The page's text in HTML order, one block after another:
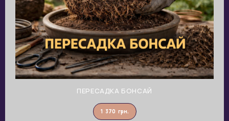
ПЕРЕСАДКА БОНСАЙ
1 370 грн.